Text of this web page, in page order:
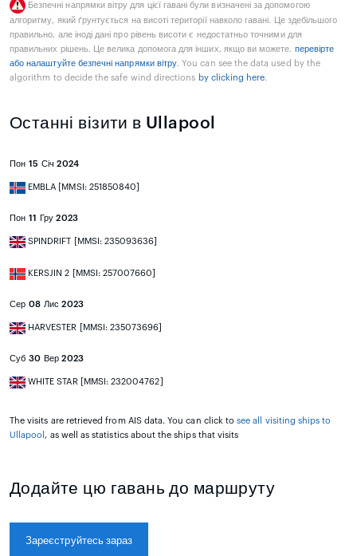
Безпечні напрямки вітру для цієї гавані були визначені за допомогою
алгоритму, який ґрунтується на висоті території навколо гавані. Це здебільшого
правильно, але іноді дані про рівень висоти є недостатньо точними для
правильних рішень. Це велика допомога для інших, якщо ви можете. перевірте
або налаштуйте безпечні напрямки вітру. You can see the data used by the
algorithm to decide the safe wind directions by clicking here.
Останні візити в Ullapool
Пон 15 Січ 2024
EMBLA [MMSI: 251850840]
Пон 11 Гру 2023
SPINDRIFT [MMSI: 235093636]
KERSJIN 2 [MMSI: 257007660]
Сер 08 Лис 2023
HARVESTER [MMSI: 235073696]
Суб 30 Вер 2023
WHITE STAR [MMSI: 232004762]
The visits are retrieved from AIS data. You can click tosee all visiting ships to
Ullapool, as well as statistics about the ships that visits
Додайте цю гавань до маршруту
Зареєструйтесь зараз